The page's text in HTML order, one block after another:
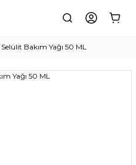
Selülit Bakım Yağı 50 ML